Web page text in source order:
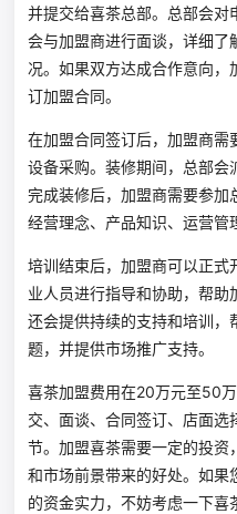
并提交给喜茶总部。总部会对
会与加盟商进行面谈，详细了
况。如果双方达成合作意向
订加盟合同。
在加盟合同签订后，加盟商需
设备采购。装修期间，总部会
完成装修后，加盟商需要参加
经营理念、产品知识、运营管
培训结束后，加盟商可以正式
业人员进行指导和协助，帮
还会提供持续的支持和培训，
题，并提供市场推广支持。
喜茶加盟费用在20万元至50
交、面谈、合同签订、店面
节。加盟喜茶需要一定的投资
和市场前景带来的好处。如果
的资金实力，不妨考虑一下喜